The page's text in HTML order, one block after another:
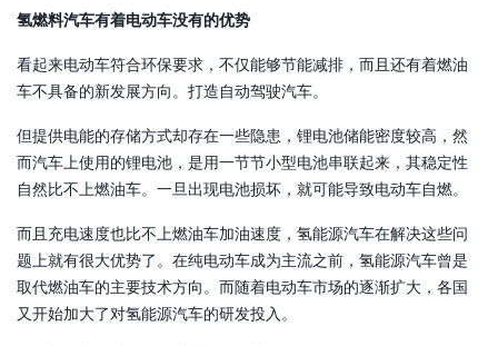
氢燃料汽车有着电动车没有的优势
看起来电动车符合环保要求，不仅能够节能减排，而且还有着燃油
车不具备的新发展方向。打造自动驾驶汽车。
但提供电能的存储方式却存在一些隐患，锂电池储能密度较高，然
而汽车上使用的锂电池，是用一节节小型电池串联起来，其稳定性
自然比不上燃油车。一旦出现电池损坏，就可能导致电动车自燃。
而且充电速度也比不上燃油车加油速度，氢能源汽车在解决这些问
题上就有很大优势了。在纯电动车成为主流之前，氢能源汽车曾是
取代燃油车的主要技术方向。而随着电动车市场的逐渐扩大，各国
又开始加大了对氢能源汽车的研发投入。